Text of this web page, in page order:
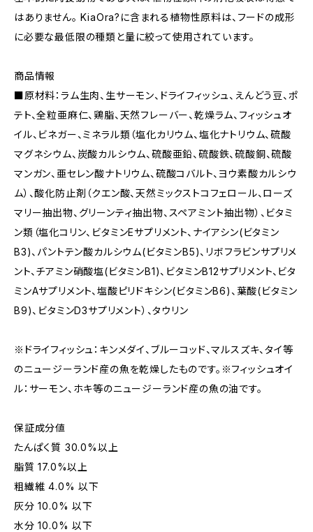
はありません。 KiaOra?に含まれる植物性原料は、フードの成形
に必要な最低限の種類と量に絞って使用されています。
商品情報
■原材料：ラム生肉、生サーモン、ドライフィッシュ、えんどう豆、ポ
テト、全粒亜麻仁、鶏脂、天然フレーバー、乾燥ラム、フィッシュオ
イル、ビネガー、ミネラル類（塩化カリウム、塩化ナトリウム、硫酸
マグネシウム、炭酸カルシウム、硫酸亜鉛、硫酸鉄、硫酸銅、硫酸
マンガン、亜セレン酸ナトリウム、硫酸コバルト、ヨウ素酸カルシウ
ム）、酸化防止剤（クエン酸、天然ミックストコフェロール、ローズ
マリー抽出物、グリーンティ抽出物、スペアミント抽出物）、ビタミ
ン類（塩化コリン、ビタミンEサプリメント、ナイアシン(ビタミン
B3)、パントテン酸カルシウム(ビタミンB5)、リボフラビンサプリメ
ント、チアミン硝酸塩(ビタミンB1)、ビタミンB12サプリメント、ビタ
ミンAサプリメント、塩酸ピリドキシン(ビタミンB6)、葉酸(ビタミン
B9)、ビタミンD3サプリメント）、タウリン
※ドライフィッシュ：キンメダイ、ブルーコッド、マルスズキ、タイ等
のニュージーランド産の魚を乾燥したものです。※フィッシュオイ
ル：サーモン、ホキ等のニュージーランド産の魚の油です。
保証成分値
たんぱく質 30.0%以上
脂質 17.0%以上
粗繊維 4.0% 以下
灰分 10.0% 以下
水分 10.0% 以下